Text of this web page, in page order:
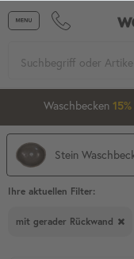
15%
Waschbecken ab
Stein
Ihre aktuellen Filter:
mit gerader Rückwand